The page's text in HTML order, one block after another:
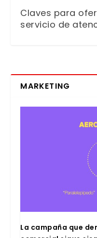
Claves para
servicio de
MARKETING
La cam­pa­ña que